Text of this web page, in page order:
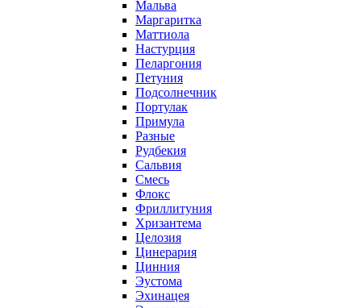
Мальва
Маргаритка
Маттиола
Настурция
Пеларгония
Петуния
Подсолнечник
Портулак
Примула
Разные
Рудбекия
Сальвия
Смесь
Флокс
Фриллитуния
Хризантема
Целозия
Цинерария
Цинния
Эустома
Эхинацея